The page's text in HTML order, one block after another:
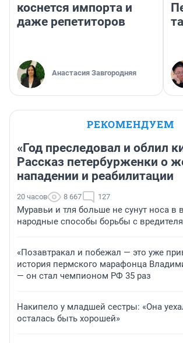
коснется импорта и
даже репетиторов
Анастасия Завгородняя
РЕКОМЕНДУЕМ
«Год преследовал и облил
Рассказ петербурженки о
нападении и реабилитации
20 часов 8 667 127
Муравьи и тля больше не сунут носа в
народные способы борьбы с
«Позавтракал и побежал — это уже
история пермского марафонца
— он стал чемпионом РФ 35 раз
Накипело у младшей сестры: «Она
осталась быть хорошей»